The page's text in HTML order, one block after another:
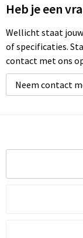
Heb je een
Wellicht staat
of specificaties.
contact met ons
Neem contact